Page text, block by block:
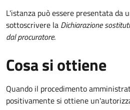
L'istanza può essere presentata da
sottoscrivere la Dichiarazione
dal procuratore.
Cosa si ottiene
Quando il procedimento
positivamente si ottiene